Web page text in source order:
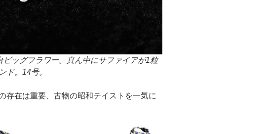
ビッグフラワー。真ん中にサファイアが1粒
ド。14号。
存在は重要、古物の昭和テイストを一気に